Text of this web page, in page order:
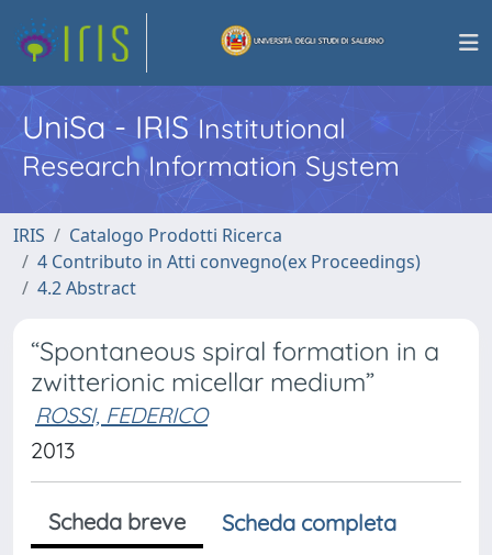
UniSa - IRISInstitutional
Research Information System
IRIS
Catalogo Prodotti Ricerca
4 Contributo in Atti convegno(ex Proceedings)
4.2 Abstract
“Spontaneous spiral formation in a
zwitterionic micellar medium”
ROSSI, FEDERICO
2013
Scheda breve
Scheda completa